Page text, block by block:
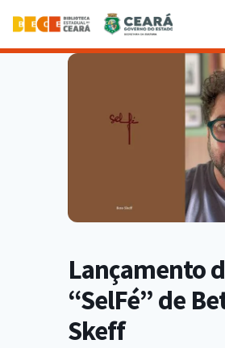
Lançamento
“SelFé” de
Skeff